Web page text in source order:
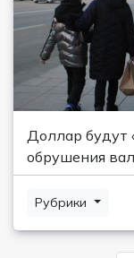
Доллар будут
обрушения
Рубрики